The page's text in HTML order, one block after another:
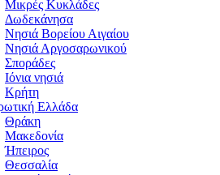
Μικρές Κυκλάδες
Δωδεκάνησα
Νησιά Βορείου Αιγαίου
Νησιά Αργοσαρωνικού
Σποράδες
Ιόνια νησιά
Κρήτη
Ελλάδα
Θράκη
Μακεδονία
Ήπειρος
Θεσσαλία